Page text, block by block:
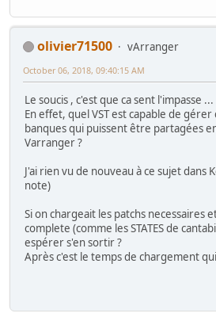
olivier71500
vArranger
October 06, 2018, 09:40:15 AM
Le soucis , c'est que ca sent l'impasse ...
En effet, quel VST est capable de
banques qui puissent être partagées
Varranger ?
J'ai rien vu de nouveau à ce sujet dans
note)
Si on chargeait les patchs necessaires
complete (comme les STATES de
espérer s'en sortir ?
Après c'est le temps de chargement